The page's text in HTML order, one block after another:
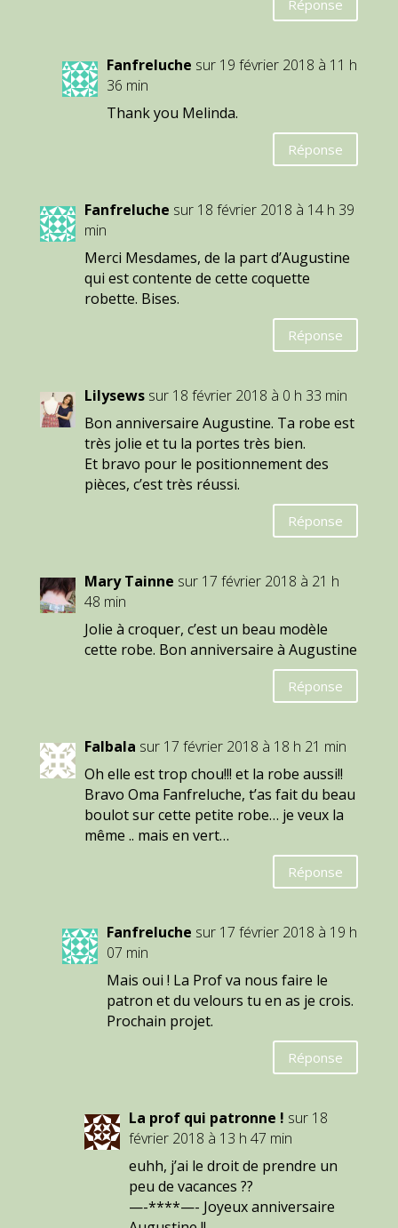
Réponse
Fanfreluche sur 19 février 2018 à 11 h
36 min
Thank you Melinda.
Réponse
Fanfreluche sur 18 février 2018 à 14 h 39
min
Merci Mesdames, de la part d’Augustine
qui est contente de cette coquette
robette. Bises.
Réponse
Lilysews sur 18 février 2018 à 0 h 33 min
Bon anniversaire Augustine. Ta robe est
très jolie et tu la portes très bien.
Et bravo pour le positionnement des
pièces, c’est très réussi.
Réponse
Mary Tainne sur 17 février 2018 à 21 h
48 min
Jolie à croquer, c’est un beau modèle
cette robe. Bon anniversaire à Augustine
Réponse
Falbala sur 17 février 2018 à 18 h 21 min
Oh elle est trop chou!!! et la robe aussi!!
Bravo Oma Fanfreluche, t’as fait du beau
boulot sur cette petite robe… je veux la
même .. mais en vert…
Réponse
Fanfreluche sur 17 février 2018 à 19 h
07 min
Mais oui ! La Prof va nous faire le
patron et du velours tu en as je crois.
Prochain projet.
Réponse
La prof qui patronne ! sur 18
février 2018 à 13 h 47 min
euhh, j’ai le droit de prendre un
peu de vacances ??
—-****—- Joyeux anniversaire